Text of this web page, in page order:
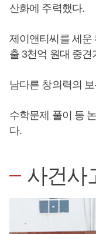
산화에 주력했다.
제이앤티씨를 세운
출 3천억 원대 중
남다른 창의력의
수학문제 풀이 등
다.
사건사